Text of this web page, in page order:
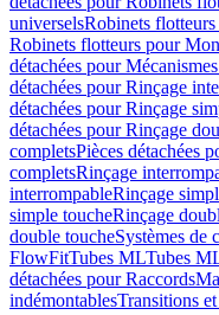
universelsRobinets
Robinets flotteurs pour
détachées pour
détachées pour Rinçage
détachées pour Rinçage
détachées pour Rinçage
completsPièces détachées
completsRinçage
interrompableRinçage
simple toucheRinçage
double toucheSystèmes de
FlowFitTubes MLTubes
détachées pour Raccords
indémontablesTransitions